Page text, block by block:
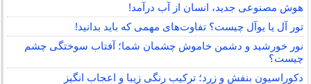
هوش مصنوعی جدید، انسان از آب درآمد!
تور آل یا یوآل چیست؟ تفاوت‌های مهمی که باید بدانید!
نور خورشید و دشمن خاموش چشمان شما؛ آفتاب سوختگی چشم
چیست؟
دکوراسیون بنفش و زرد؛ ترکیب رنگی زیبا و اعجاب انگیز